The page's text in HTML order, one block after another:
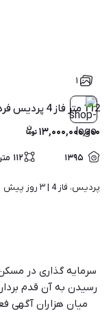
۱
112 متر فاز 4 پردیس فردوس سند تکبرگ / جلیلی
۱۳,۰۰۰,۰۰۰,۰۰۰
۱۳۹۵ ۱۱۲ متر
پردیس، فاز 4 | ۳ روز پیش
سرمایه گذاری در
رسیدن به آن قدم
میان هزاران آگهی